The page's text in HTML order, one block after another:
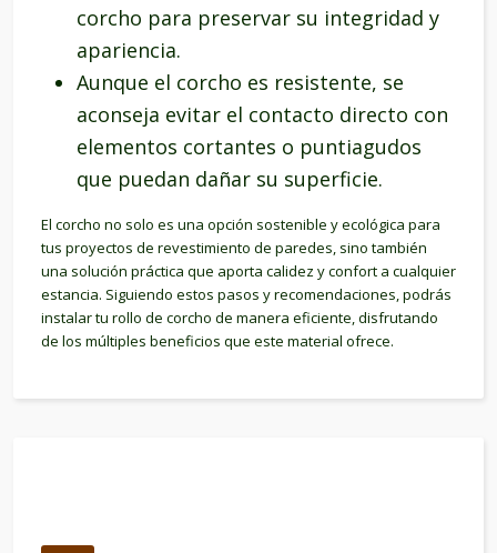
corcho para preservar su integridad y
apariencia.
Aunque el corcho es resistente, se
aconseja evitar el contacto directo con
elementos cortantes o puntiagudos
que puedan dañar su superficie.
El corcho no solo es una opción sostenible y ecológica para
tus proyectos de revestimiento de paredes, sino también
una solución práctica que aporta calidez y confort a cualquier
estancia. Siguiendo estos pasos y recomendaciones, podrás
instalar tu rollo de corcho de manera eficiente, disfrutando
de los múltiples beneficios que este material ofrece.